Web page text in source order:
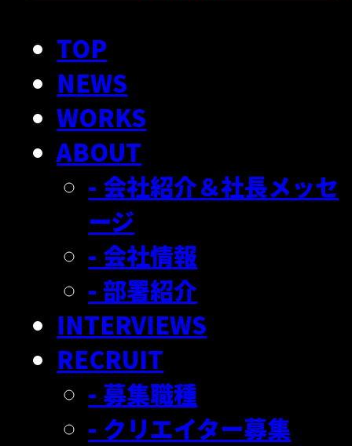
TOP
NEWS
WORKS
ABOUT
- 会社紹介＆社長メッセ
ージ
- 会社情報
- 部署紹介
INTERVIEWS
RECRUIT
- 募集職種
- クリエイター募集